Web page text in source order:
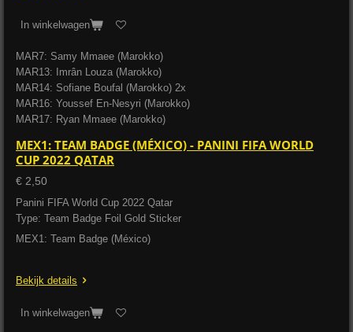
In winkelwagen
MAR7: Samy Mmaee (Marokko)
MAR13: Imrân Louza (Marokko)
MAR14: Sofiane Boufal (Marokko) 2x
MAR16: Youssef En-Nesyri (Marokko)
MAR17: Ryan Mmaee (Marokko)
MEX1: TEAM BADGE (MÉXICO) - PANINI FIFA WORLD
CUP 2022 QATAR
€ 2,50
Panini FIFA World Cup 2022 Qatar
Type: Team Badge Foil Gold Sticker
MEX1: Team Badge (México)
Bekijk details
In winkelwagen